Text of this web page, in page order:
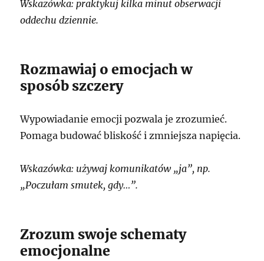
Wskazówka: praktykuj kilka minut obserwacji
oddechu dziennie.
Rozmawiaj o emocjach w
sposób szczery
Wypowiadanie emocji pozwala je zrozumieć.
Pomaga budować bliskość i zmniejsza napięcia.
Wskazówka: używaj komunikatów „ja”, np.
„Poczułam smutek, gdy…”.
Zrozum swoje schematy
emocjonalne